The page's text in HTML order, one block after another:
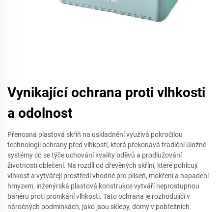
Vynikající ochrana proti vlhkosti
a odolnost
Přenosná plastová skříň na uskladnění využívá pokročilou
technologii ochrany před vlhkostí, která překonává tradiční úložné
systémy co se týče uchování kvality oděvů a prodlužování
životnosti oblečení. Na rozdíl od dřevěných skříní, které pohlcují
vlhkost a vytvářejí prostředí vhodné pro plíseň, mokření a napadení
hmyzem, inženýrská plastová konstrukce vytváří neprostupnou
bariéru proti pronikání vlhkosti. Tato ochrana je rozhodující v
náročných podmínkách, jako jsou sklepy, domy v pobřežních